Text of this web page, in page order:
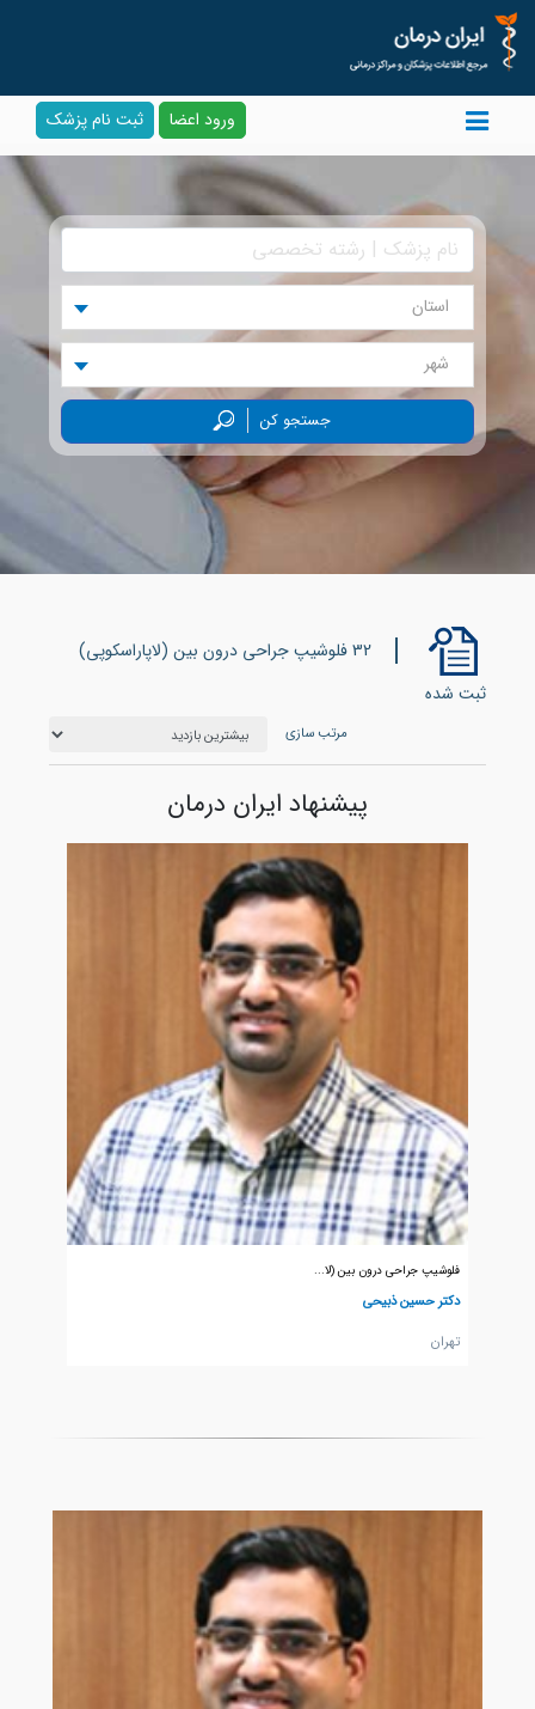
ورود اعضا ثبت نام پزشک
استان
شهر
جستجو کن
32 فلوشیپ جراحی درون بین (لاپاراسکوپی)
ثبت شده
مرتب سازی
پیشنهاد ایران درمان
فلوشیپ جراحی درون بین (لا...
دکتر حسین ذبیحی
تهران